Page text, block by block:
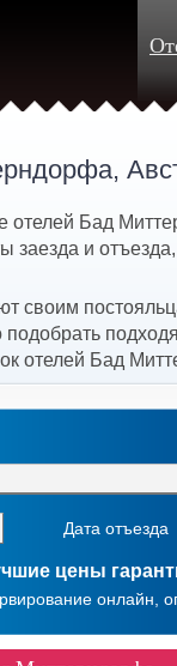
отелей Бад
заезда и
своим
подобрать
отелей Бад
Дата отъезда
цены
онлайн,